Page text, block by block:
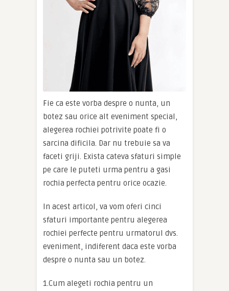
Fie ca este vorba despre o nunta, un
botez sau orice alt eveniment special,
alegerea rochiei potrivite poate fi o
sarcina dificila. Dar nu trebuie sa va
faceti griji. Exista cateva sfaturi simple
pe care le puteti urma pentru a gasi
rochia perfecta pentru orice ocazie.
In acest articol, va vom oferi cinci
sfaturi importante pentru alegerea
rochiei perfecte pentru urmatorul dvs.
eveniment, indiferent daca este vorba
despre o nunta sau un botez.
1.Cum alegeti rochia pentru un